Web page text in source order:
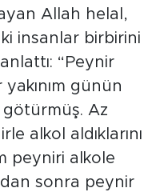
Allah helal,
insanlar birbirini
“Peynir
günün
götürmüş. Az
alkol aldıklarını
peyniri alkole